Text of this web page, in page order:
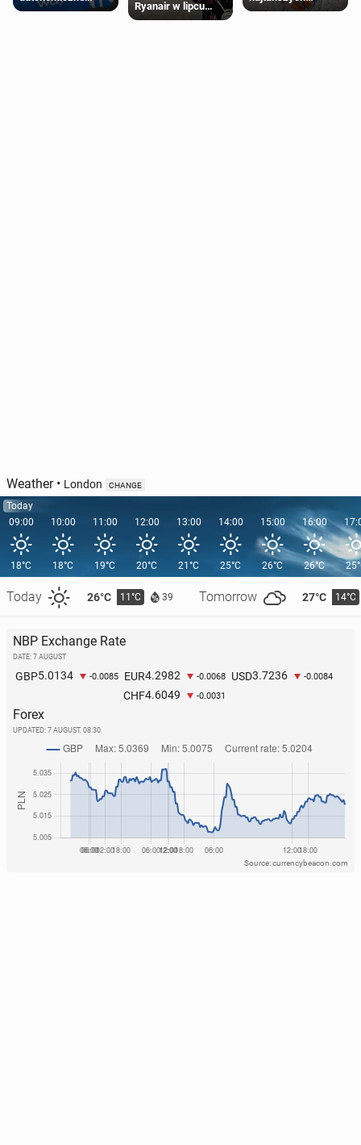
Ubery pojawią się
Ryanair w lipcu
pobiła rekord
supermarketów
Weather• London CHANGE
Today
09:00
18°C
Today 26°C 11°C 39 Tomorrow 27°C 14°C
10:00
18°C
11:00
19°C
12:00
20°C
13:00
21°C
14:00
25°C
15:00
26°C
16:00
26°C
NBP Exchange Rate
DATE: 7 AUGUST
GBP5.0134 -0.0085 EUR4.2982 -0.0068 USD3.7236 -0.0084
CHF4.6049 -0.0031
Forex
UPDATED: 7 AUGUST, 08:30
Source: currencybeacon.com